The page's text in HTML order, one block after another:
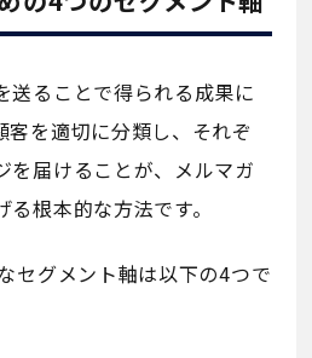
送ることで得られる成果に
客を適切に分類し、それぞ
を届けることが、メルマガ
根本的な方法です。
セグメント軸は以下の4つで